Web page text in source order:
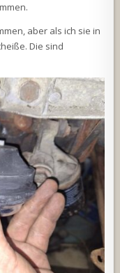
aber als ich sie in
Die sind